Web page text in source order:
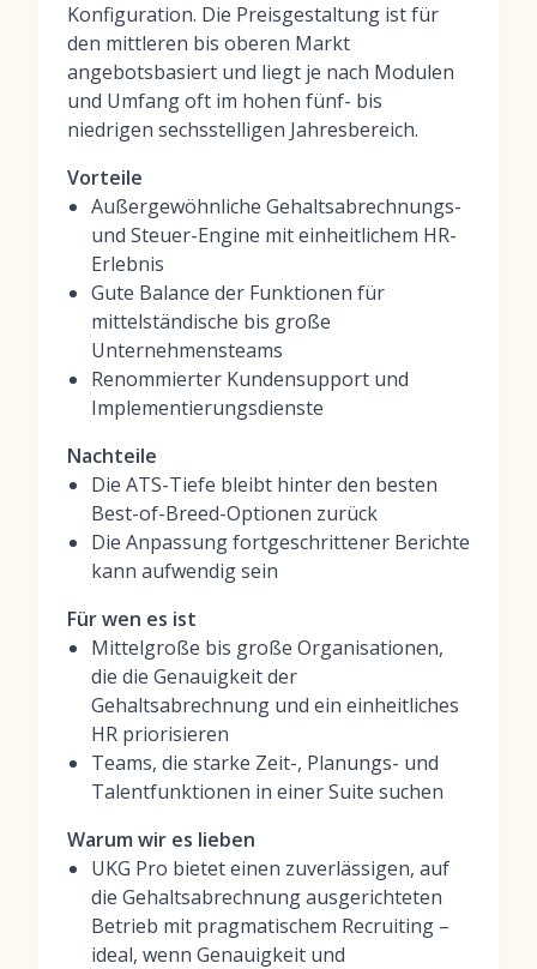
Konfiguration. Die Preisgestaltung ist für
den mittleren bis oberen Markt
angebotsbasiert und liegt je nach Modulen
und Umfang oft im hohen fünf- bis
niedrigen sechsstelligen Jahresbereich.
Vorteile
Außergewöhnliche Gehaltsabrechnungs-
und Steuer-Engine mit einheitlichem HR-
Erlebnis
Gute Balance der Funktionen für
mittelständische bis große
Unternehmensteams
Renommierter Kundensupport und
Implementierungsdienste
Nachteile
Die ATS-Tiefe bleibt hinter den besten
Best-of-Breed-Optionen zurück
Die Anpassung fortgeschrittener Berichte
kann aufwendig sein
Für wen es ist
Mittelgroße bis große Organisationen,
die die Genauigkeit der
Gehaltsabrechnung und ein einheitliches
HR priorisieren
Teams, die starke Zeit-, Planungs- und
Talentfunktionen in einer Suite suchen
Warum wir es lieben
UKG Pro bietet einen zuverlässigen, auf
die Gehaltsabrechnung ausgerichteten
Betrieb mit pragmatischem Recruiting –
ideal, wenn Genauigkeit und